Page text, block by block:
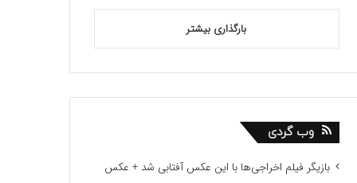
بارگذاری بیشتر
وب گردی
بازیگر فیلم اخراجی‌ها با این عکس آفتابی شد + عکس